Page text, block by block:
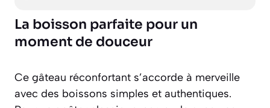
La boisson parfaite pour un
moment de douceur
Ce gâteau réconfortant s’accorde à merveille
avec des boissons simples et authentiques.